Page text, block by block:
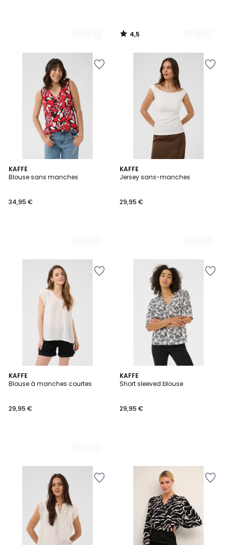
4,5
/
KAFFE
Blouse sans manches
34,95 €
6
Couleurs
KAFFE
Jersey sans-manches
29,95 €
4
Couleurs
KAFFE
Blouse à manches courtes
29,95 €
4
Couleurs
KAFFE
Short sleeved blouse
29,95 €